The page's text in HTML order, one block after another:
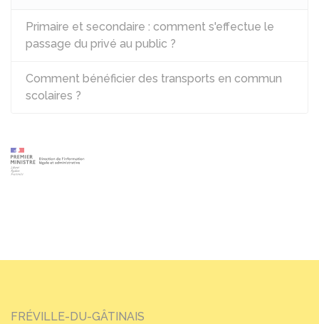
Primaire et secondaire : comment s'effectue le
passage du privé au public ?
Comment bénéficier des transports en commun
scolaires ?
FRÉVILLE-DU-GÂTINAIS